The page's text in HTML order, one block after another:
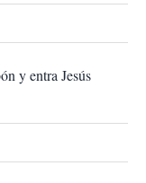
y entra Jesús